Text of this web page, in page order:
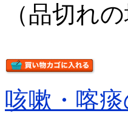
（品切れ
咳嗽・喀